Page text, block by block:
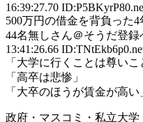
16:39:27.70
500万円の借金を背負った
44名無しさん＠そうだ登録
13:41:26.66
「大学に行くことは尊いこ
「高卒は悲惨」
「大卒のほうが賃金が高い
政府・マスコミ・私立大